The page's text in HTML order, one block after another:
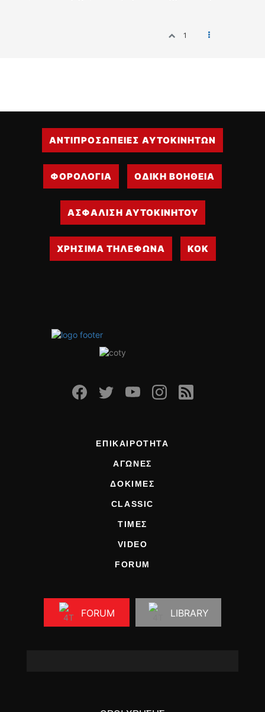
1
ΑΝΤΙΠΡΟΣΩΠΕΙΕΣ ΑΥΤΟΚΙΝΗΤΩΝ
ΦΟΡΟΛΟΓΙΑ ΟΔΙΚΗ ΒΟΗΘΕΙΑ
ΑΣΦΑΛΙΣΗ ΑΥΤΟΚΙΝΗΤΟΥ
ΧΡΗΣΙΜΑ ΤΗΛΕΦΩΝΑ ΚΟΚ
ΕΠΙΚΑΙΡΟΤΗΤΑ
ΑΓΩΝΕΣ
ΔΟΚΙΜΕΣ
CLASSIC
ΤΙΜΕΣ
VIDEO
FORUM
FORUM LIBRARY